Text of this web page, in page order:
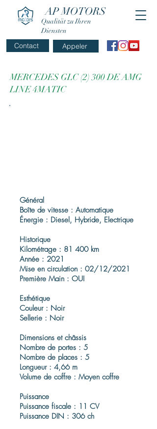
AP MOTORS
Qualität zu Ihren
Diensten
Appeler
Contact
MERCEDES GLC (2) 300 DE AMG
LINE 4MATIC
Général
Boîte de vitesse : Automatique
Énergie : Diesel, Hybride, Electrique
Historique
Kilométrage : 81 400 km
Année : 2021
Mise en circulation : 02/12/2021
Première Main : OUI
Esthétique
Couleur : Noir
Sellerie : Noir
Dimensions et châssis
Nombre de portes : 5
Nombre de places : 5
Longueur : 4,66 m
Volume de coffre : Moyen coffre
Puissance
Puissance fiscale : 11 CV
Puissance DIN : 306 ch